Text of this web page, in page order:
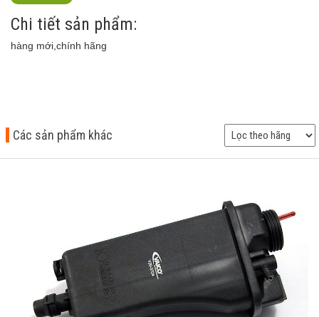
Chi tiết sản phẩm:
hàng mới,chính hãng
Các sản phẩm khác